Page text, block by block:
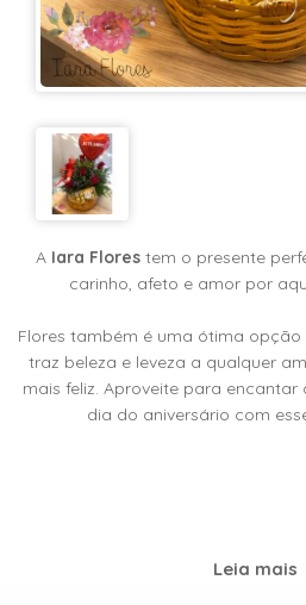
PARA
ELES
TIPOS
Central
Atendimento
A Iara Florestem o presente
carinho, afeto e amor por
Flores também é uma ótima
traz beleza e leveza a qualquer
mais feliz. Aproveite para
dia do aniversário com
Leia mais